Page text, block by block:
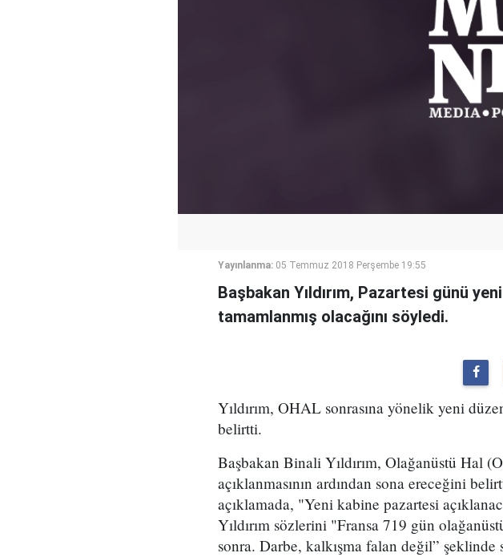
Yayınlanma: 05 Temmuz 2018 Perşembe 19:55
Başbakan Yıldırım, Pazartesi günü
tamamlanmış olacağını söyledi.
Yıldırım, OHAL sonrasına yönelik yeni
belirtti.
Başbakan Binali Yıldırım, Olağanüstü Hal
açıklanmasının ardından sona ereceğini
açıklamada, "Yeni kabine pazartesi
Yıldırım sözlerini "Fransa 719 gün
sonra. Darbe, kalkışma falan değil” şeklinde